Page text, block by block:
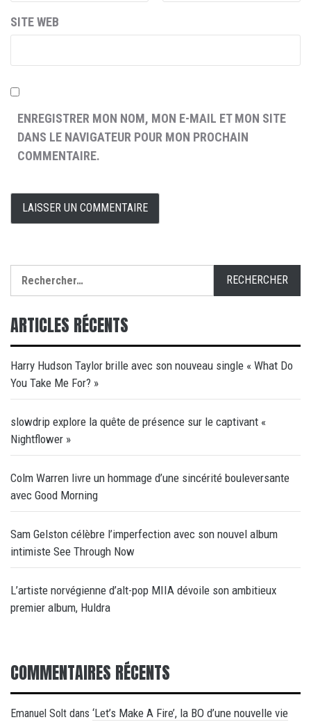
SITE WEB
ENREGISTRER MON NOM, MON E-MAIL ET MON SITE
DANS LE NAVIGATEUR POUR MON PROCHAIN
COMMENTAIRE.
ARTICLES RÉCENTS
Harry Hudson Taylor brille avec son nouveau single « What Do
You Take Me For? »
slowdrip explore la quête de présence sur le captivant «
Nightflower »
Colm Warren livre un hommage d’une sincérité bouleversante
avec Good Morning
Sam Gelston célèbre l’imperfection avec son nouvel album
intimiste See Through Now
L’artiste norvégienne d’alt-pop MIIA dévoile son ambitieux
premier album, Huldra
COMMENTAIRES RÉCENTS
Emanuel Solt dans ‘Let’s Make A Fire’, la BO d’une nouvelle vie